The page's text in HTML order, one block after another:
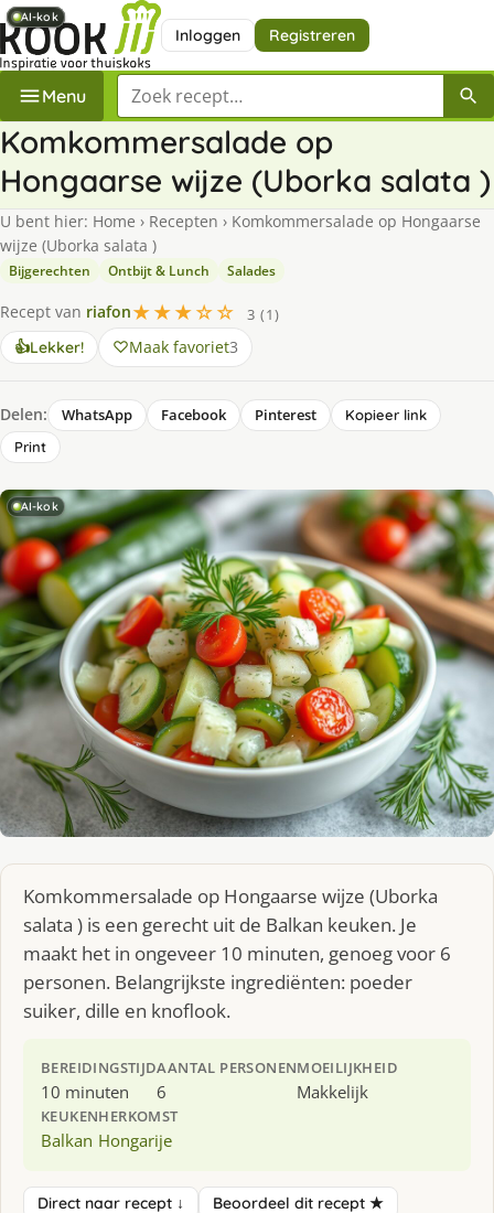
Inloggen Registreren
Menu Zoek een recept
Komkommersalade op
Hongaarse wijze (Uborka salata )
U bent hier: Home › Recepten › Komkommersalade op Hongaarse
wijze (Uborka salata )
Bijgerechten Ontbijt & Lunch Salades
Recept van riafon★★★☆☆
3 (1)
👍Lekker! Maak favoriet3
Delen: WhatsApp Facebook Pinterest
Kopieer link
Print
AI-kok
Komkommersalade op Hongaarse wijze (Uborka
salata ) is een gerecht uit de Balkan keuken. Je
maakt het in ongeveer 10 minuten, genoeg voor 6
personen. Belangrijkste ingrediënten: poeder
suiker, dille en knoflook.
BEREIDINGSTIJD
10 minuten
AANTAL PERSONEN
6
MOEILIJKHEID
Makkelijk
KEUKEN
Balkan
HERKOMST
Hongarije
Direct naar recept ↓ Beoordeel dit recept ★
AI-kok
AI-kok
AI-kok
AI-kok